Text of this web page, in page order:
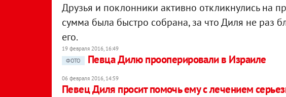
Друзья и поклонники активно откликнулись на
сумма была быстро собрана, за что Диля не раз
его.
19 февраля 2016, 16:49
ФОТО
Певца Дилю прооперировали в Израиле
06 февраля 2016, 14:59
Певец Диля просит помочь ему с лечением